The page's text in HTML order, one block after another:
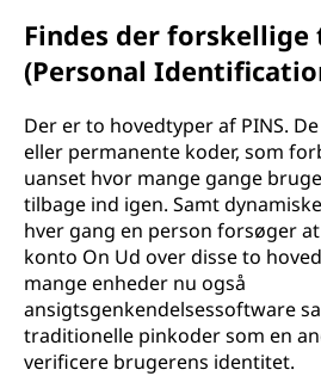
Findes der forskellige
(Personal
Der er to hovedtyper af PINS.
eller permanente koder, som
uanset hvor mange gange
tilbage ind igen. Samt
hver gang en person forsøger
konto On Ud over disse to
mange enheder nu også
ansigtsgenkendelsessoftware
traditionelle pinkoder som en
verificere brugerens identitet.